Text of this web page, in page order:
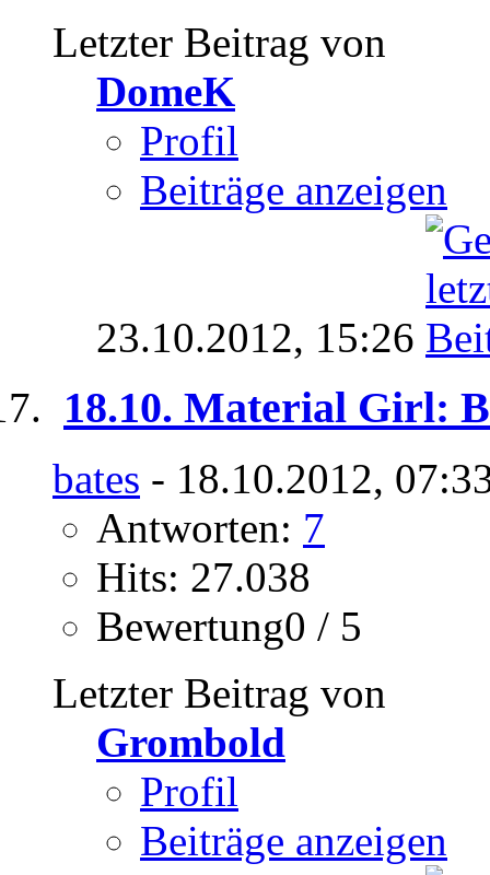
Letzter Beitrag von
DomeK
Profil
Beiträge anzeigen
23.10.2012, 15:26
18.10. Material Girl:
bates - 18.10.2012,
Antworten: 7
Hits: 27.038
Bewertung0 / 5
Letzter Beitrag von
Grombold
Profil
Beiträge anzeigen